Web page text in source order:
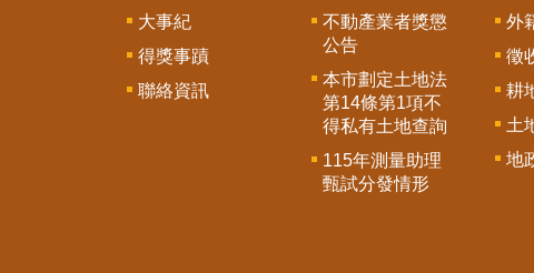
大事紀
得獎事蹟
聯絡資訊
不動產業者獎懲
公告
本市劃定土地法
第14條第1項不
得私有土地查詢
115年測量助理
甄試分發情形
外
徵
耕
土
地